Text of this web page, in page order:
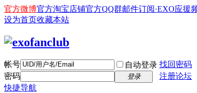
官方微博官方淘宝店铺官方QQ群邮件订阅·EXO应援
设为首页收藏本站
帐号 自动登录 找回密码
密码
登录
注册论坛
快捷导航